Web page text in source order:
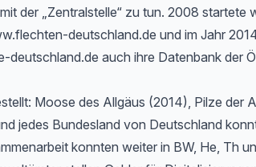
der „Zentralstelle“ zu tun. 2008 startete
deutschland.de und im Jahr
deutschland.de auch ihre Datenbank der
Moose des Allgäus (2014), Pilze der
jedes Bundesland von Deutschland
konnten weiter in BW, He, Th